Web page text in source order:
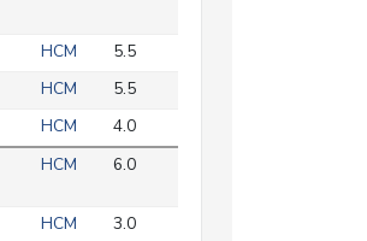
HCM
5.5
HCM
5.5
HCM
4.0
HCM 6.0
HCM
3.0